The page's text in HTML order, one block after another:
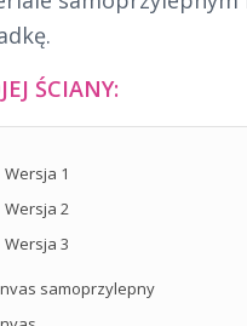
ŚCIANY:
Wersja 1
Wersja 2
Wersja 3
samoprzylepny